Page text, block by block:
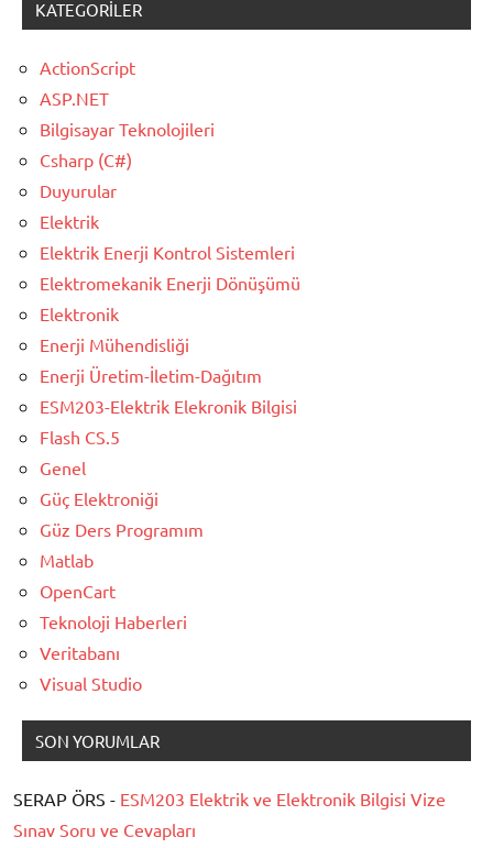
KATEGORILER
ActionScript
ASP.NET
Bilgisayar Teknolojileri
Csharp (C#)
Duyurular
Elektrik
Elektrik Enerji Kontrol Sistemleri
Elektromekanik Enerji Dönüşümü
Elektronik
Enerji Mühendisliği
Enerji Üretim-İletim-Dağıtım
ESM203-Elektrik Elekronik Bilgisi
Flash CS.5
Genel
Güç Elektroniği
Güz Ders Programım
Matlab
OpenCart
Teknoloji Haberleri
Veritabanı
Visual Studio
SON YORUMLAR
SERAP ÖRS - ESM203 Elektrik ve Elektronik Bilgisi Vize
Sınav Soru ve Cevapları